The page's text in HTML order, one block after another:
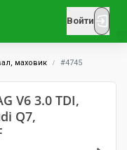
Войти
маховик #4745
V6 3.0 TDI,
Q7,